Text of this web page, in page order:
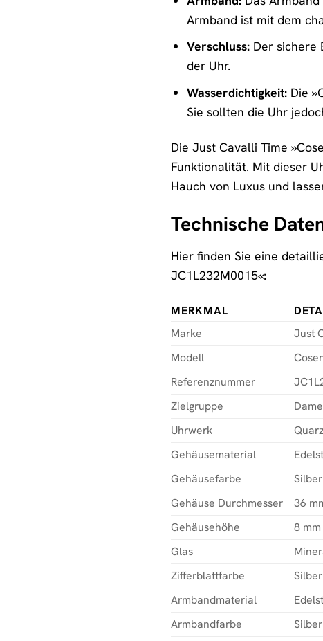
Armband ist mit dem
Verschluss:Der sichere
der Uhr.
Wasserdichtigkeit:Die
Sie sollten die Uhr
Die Just Cavalli Time
Funktionalität. Mit dieser
Hauch von Luxus und
Technische
Hier finden Sie eine
JC1L232M0015«:
MERKMAL
Marke
Just
Modell
Referenznummer
Zielgruppe
Uhrwerk
Quarz
Gehäusematerial
Gehäusefarbe
Silber
Gehäuse Durchmesser
36
Gehäusehöhe
8 mm
Glas
Zifferblattfarbe
Armbandmaterial
Armbandfarbe
Silber